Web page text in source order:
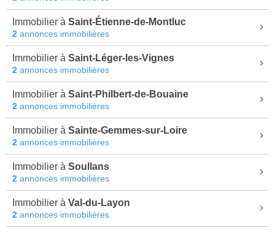
Immobilier à Saint-Étienne-de-Montluc
2 annonces immobilières
Immobilier à Saint-Léger-les-Vignes
2 annonces immobilières
Immobilier à Saint-Philbert-de-Bouaine
2 annonces immobilières
Immobilier à Sainte-Gemmes-sur-Loire
2 annonces immobilières
Immobilier à Soullans
2 annonces immobilières
Immobilier à Val-du-Layon
2 annonces immobilières